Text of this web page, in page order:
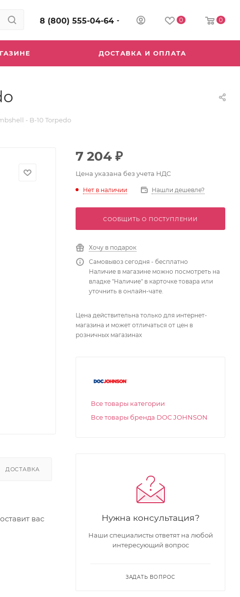
8 (800) 555-04-64 0 0
ДОСТАВКА И ОПЛАТА
- B-10 Torpedo
ДОСТАВКА
вас
7 204 ₽
Цена указана без учета НДС
Нет в наличии Нашли дешевле?
СООБЩИТЬ О ПОСТУПЛЕНИИ
Хочу в подарок
Самовывоз сегодня - бесплатно
Наличие в магазине можно посмотреть на
владке "Наличие" в карточке товара или
уточнить в онлайн-чате.
Цена действительна только для интернет-
магазина и может отличаться от цен в
розничных магазинах
Все товары категории
Все товары бренда DOC JOHNSON
Нужна консультация?
Наши специалисты ответят на любой
интересующий вопрос
ЗАДАТЬ ВОПРОС